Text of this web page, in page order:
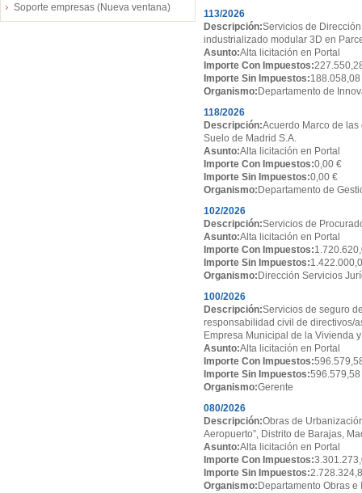
Soporte empresas (Nueva ventana)
113/2026
Descripción:Servicios de
industrializado modular 3D en
Asunto:Alta licitación en Portal
Importe Con Impuestos:
Importe Sin Impuestos:188.058,08
Organismo: Departamento de
118/2026
Descripción:Acuerdo Marco de
Suelo de Madrid S.A.
Asunto:Alta licitación en Portal
Importe Con Impuestos:0,00 €
Importe Sin Impuestos:0,00 €
Organismo: Departamento de
102/2026
Descripción:Servicios de
Asunto:Alta licitación en Portal
Importe Con Impuestos:
Importe Sin Impuestos:
Organismo: Dirección Servicios
100/2026
Descripción:Servicios de seguro
responsabilidad civil de directivos/
Empresa Municipal de la Vivienda
Asunto:Alta licitación en Portal
Importe Con Impuestos:
Importe Sin Impuestos:596.579,58
Organismo:Gerente
080/2026
Descripción:Obras de
Aeropuerto”, Distrito de Barajas,
Asunto:Alta licitación en Portal
Importe Con Impuestos:
Importe Sin Impuestos:
Organismo: Departamento Obras e